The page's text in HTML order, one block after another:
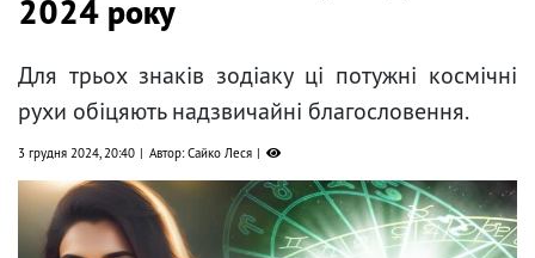
2024 року
Для трьох знаків зодіаку ці потужні космічні
рухи обіцяють надзвичайні благословення.
3 грудня 2024, 20:40 Автор: Сайко Леся